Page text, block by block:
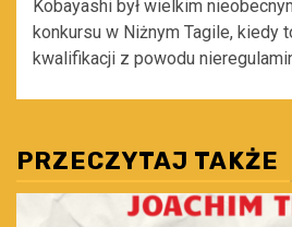
Kobayashi był wielkim
konkursu w Niżnym Tagile, kiedy
kwalifikacji z powodu
PRZECZYTAJ TAKŻE